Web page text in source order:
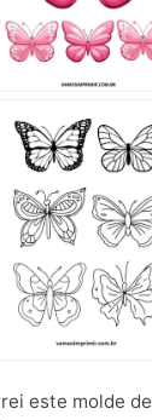
este molde de